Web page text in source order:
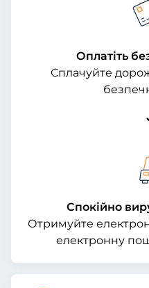
Оплатіть
Сплачуйте
Спокійно
Отримуйте
електронну